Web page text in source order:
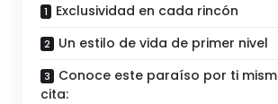
Exclusividad en cada rincón
Un estilo de vida de primer nivel
Conoce este paraíso por ti
cita: